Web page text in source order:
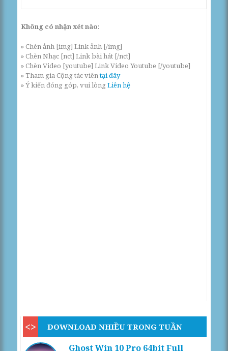
Không có nhận xét nào:
» Chèn ảnh [img] Link ảnh [/img]
» Chèn Nhạc [nct] Link bài hát [/nct]
» Chèn Video [youtube] Link Video Youtube [/youtube]
» Tham gia Cộng tác viêntại đây
» Ý kiến đóng góp, vui lòngLiên hệ
DOWNLOAD NHIỀU TRONG TUẦN
Ghost Win 10 Pro 64bit Full